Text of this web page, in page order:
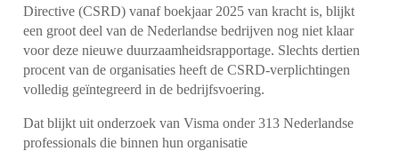
Directive (CSRD) vanaf boekjaar 2025 van kracht is, blijkt
een groot deel van de Nederlandse bedrijven nog niet klaar
voor deze nieuwe duurzaamheidsrapportage. Slechts dertien
procent van de organisaties heeft de CSRD-verplichtingen
volledig geïntegreerd in de bedrijfsvoering.
Dat blijkt uit onderzoek van Visma onder 313 Nederlandse
professionals die binnen hun organisatie